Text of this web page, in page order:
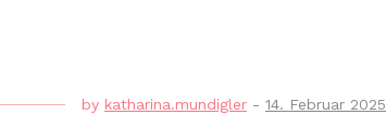
by katharina.mundigler - 14. Februar 2025